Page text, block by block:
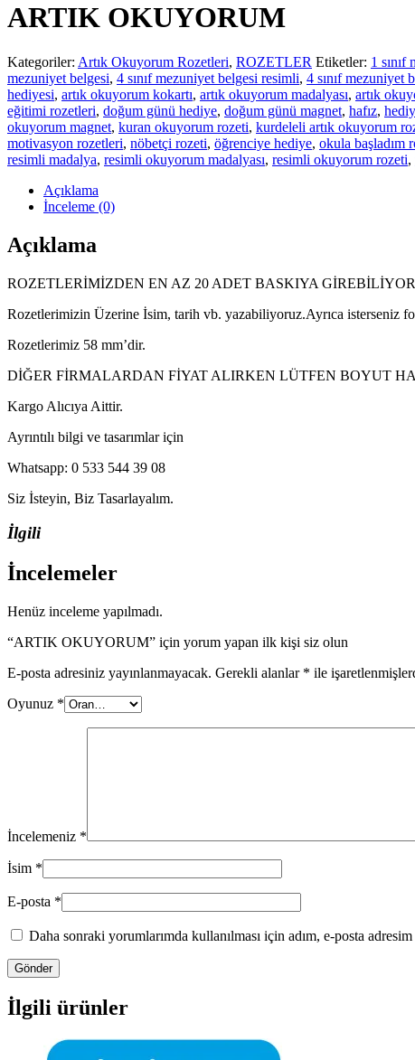
ARTIK OKUYORUM
Kategoriler: Artık Okuyorum Rozetleri, ROZETLER Etiketler: 1 sınıf
mezuniyet belgesi, 4 sınıf mezuniyet belgesi resimli, 4 sınıf mezuniyet
hediyesi, artık okuyorum kokartı, artık okuyorum madalyası, artık
eğitimi rozetleri, doğum günü hediye, doğum günü magnet, hafız,
okuyorum magnet, kuran okuyorum rozeti, kurdeleli artık okuyorum
motivasyon rozetleri, nöbetçi rozeti, öğrenciye hediye, okula başladım
resimli madalya, resimli okuyorum madalyası, resimli okuyorum rozeti,
Açıklama
İnceleme (0)
Açıklama
ROZETLERİMİZDEN EN AZ 20 ADET BASKIYA
Rozetlerimizin Üzerine İsim, tarih vb. yazabiliyoruz.Ayrıca isterseniz
Rozetlerimiz 58 mm’dir.
DİĞER FİRMALARDAN FİYAT ALIRKEN LÜTFEN BOYUT
Kargo Alıcıya Aittir.
Ayrıntılı bilgi ve tasarımlar için
Whatsapp: 0 533 544 39 08
Siz İsteyin, Biz Tasarlayalım.
İlgili
İncelemeler
Henüz inceleme yapılmadı.
“ARTIK OKUYORUM” için yorum yapan ilk kişi siz olun
E-posta adresiniz yayınlanmayacak. Gerekli alanlar * ile
Oyunuz *
İncelemeniz *
İsim *
E-posta *
Daha sonraki yorumlarımda kullanılması için adım, e-posta
İlgili ürünler